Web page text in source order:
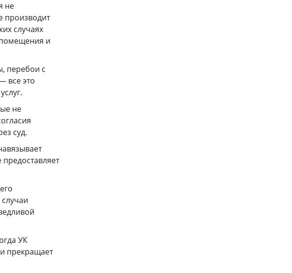
не
производит
случаях
и
перебои с
все это
не
суд.
УК
прекращает